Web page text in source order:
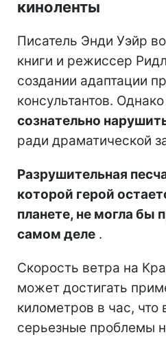
киноленты
Писатель Энди Уэйр
книги и режиссер
создании адаптации
консультантов.
сознательно
ради драматической
Разрушительная
которой герой
планете, не могла бы
самом деле .
Скорость ветра на
может достигать
километров в час, что
серьезные проблемы